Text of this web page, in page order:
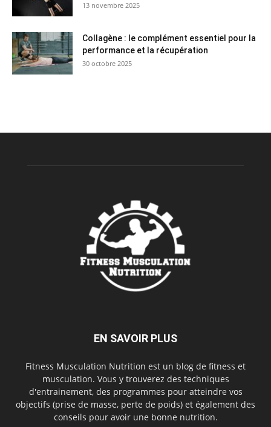
13 novembre 2025
Collagène : le complément essentiel pour la
performance et la récupération
30 octobre 2025
EN SAVOIR PLUS
Fitness Musculation Nutrition est un blog de fitness et
musculation. Vous y trouverez des techniques
d'entrainement, des programmes pour atteindre vos
objectifs (prise de masse, perte de poids) et également des
conseils pour avoir une bonne nutrition.